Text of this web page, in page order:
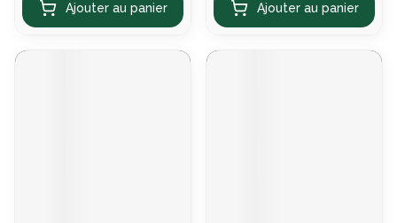
Ajouter au panier Ajouter au panier